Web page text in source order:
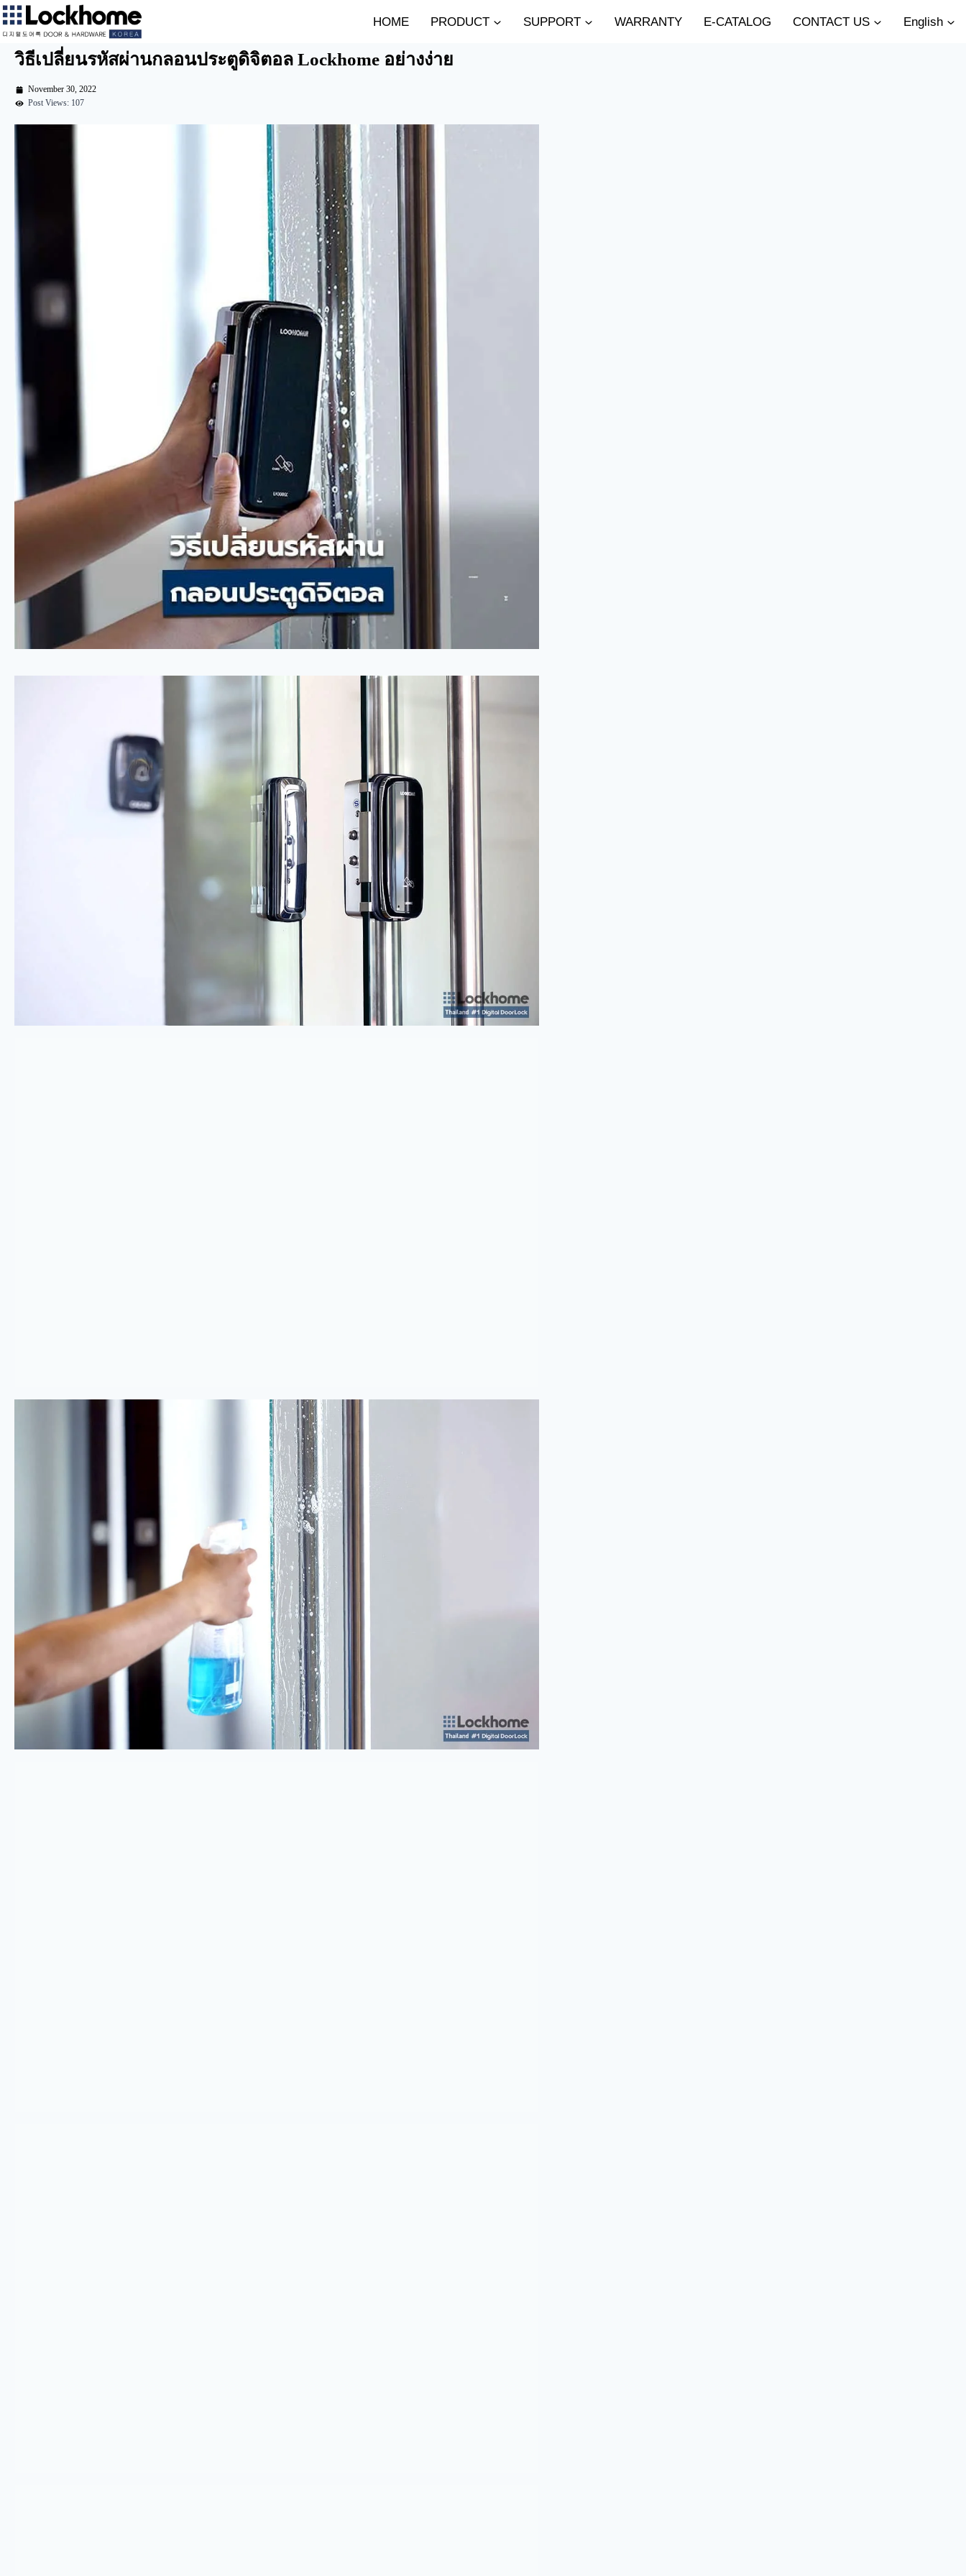
HOME PRODUCT SUPPORT WARRANTY E-CATALOG CONTACT US English
วิธีเปลี่ยนรหัสผ่านกลอนประตูดิจิตอล Lockhome อย่างง่าย
November 30, 2022
Post Views: 107